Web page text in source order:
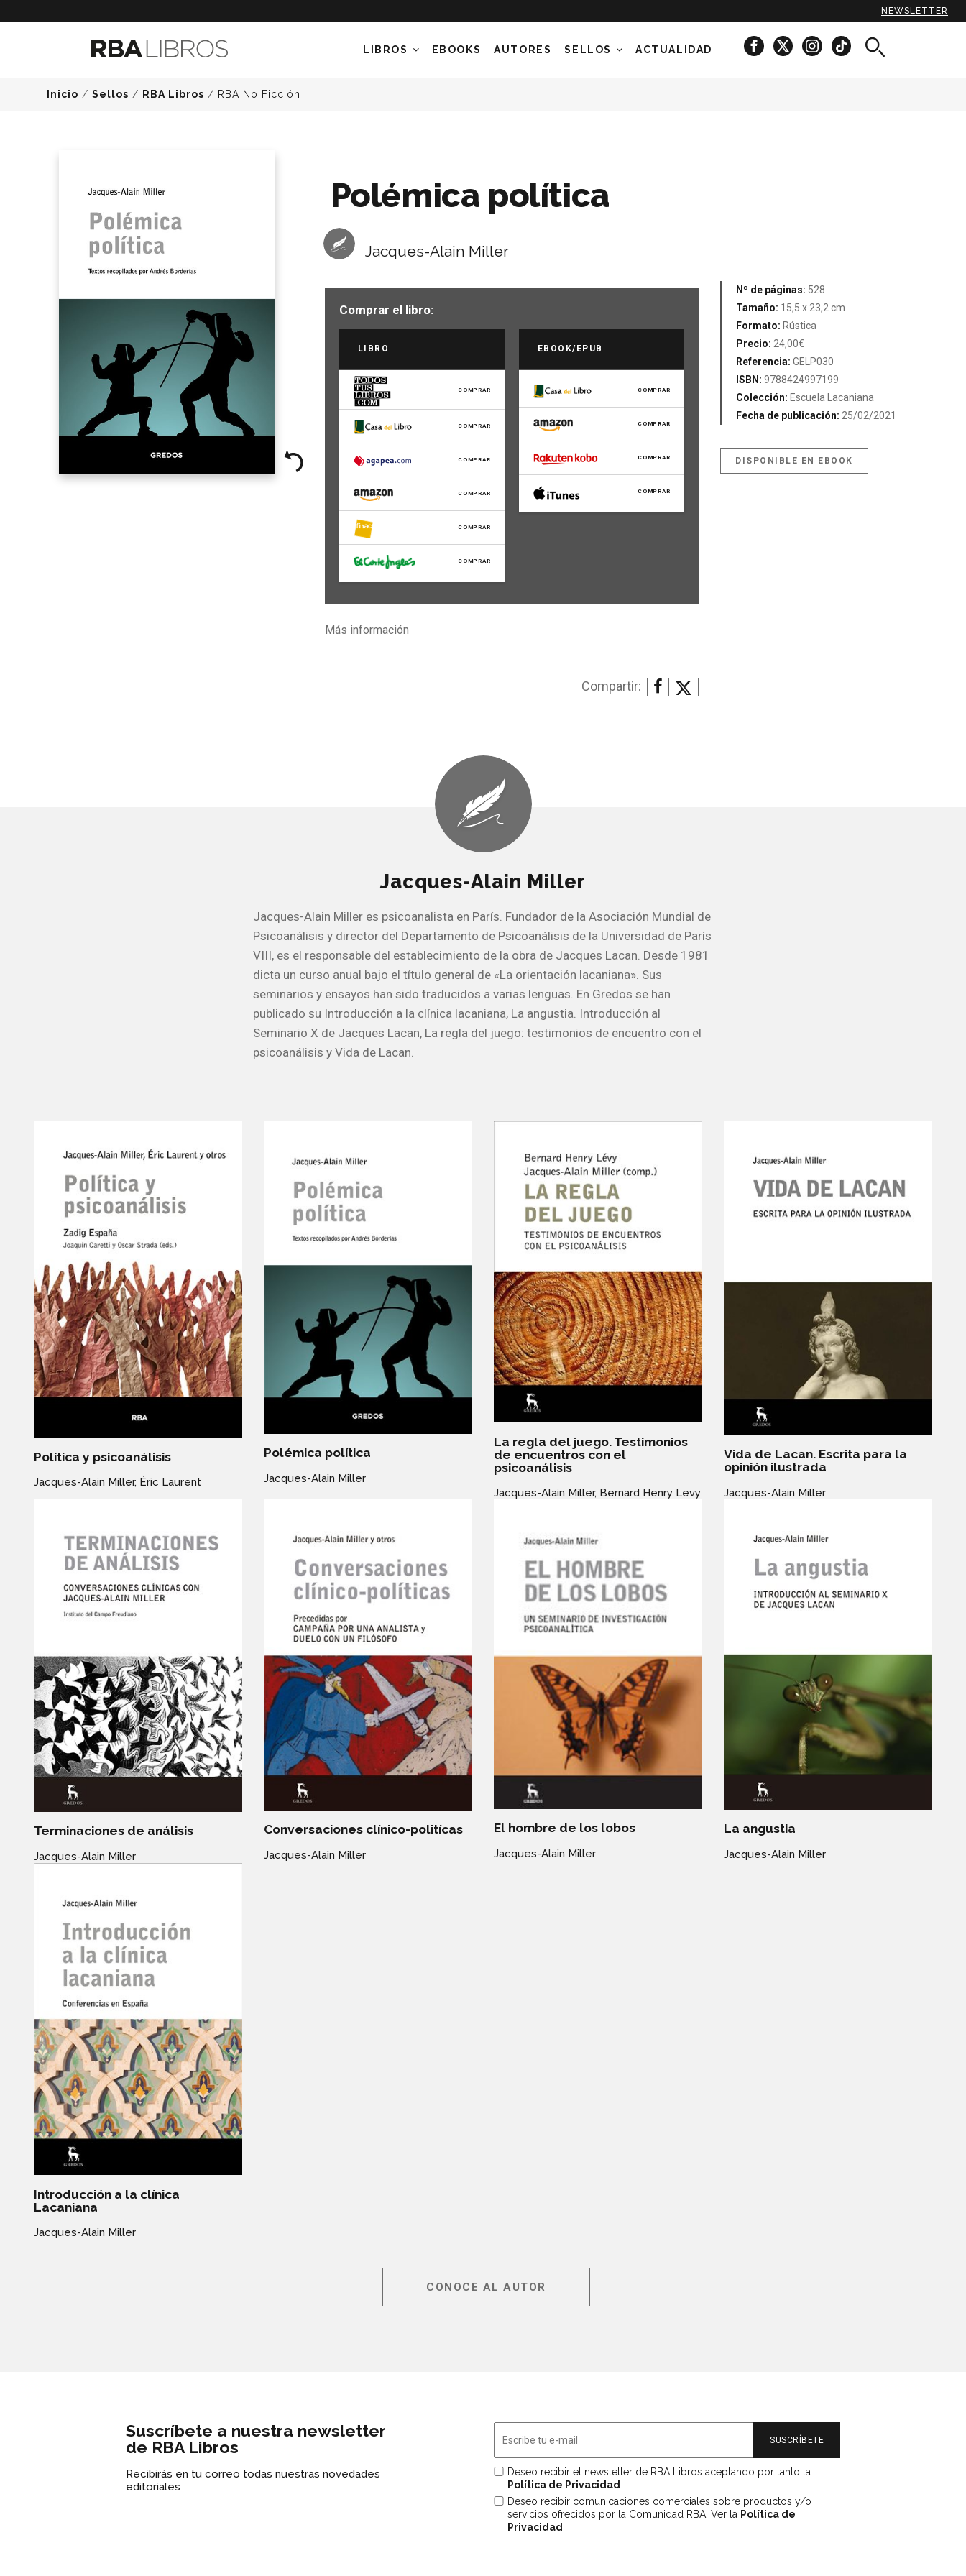
NEWSLETTER
LIBROS EBOOKS AUTORES SELLOS ACTUALIDAD
Inicio / Sellos / RBA Libros / RBA No Ficción
Polémica política
Jacques-Alain Miller
Comprar el libro:
LIBRO
COMPRAR
COMPRAR
COMPRAR
COMPRAR
COMPRAR
COMPRAR
EBOOK/EPUB
COMPRAR
COMPRAR
COMPRAR
COMPRAR
Nº de páginas: 528
Tamaño: 15,5 x 23,2 cm
Formato: Rústica
Precio: 24,00€
Referencia:GELP030
ISBN:9788424997199
Colección: Escuela Lacaniana
Fecha de publicación: 25/02/2021
DISPONIBLE EN EBOOK
Más información
Compartir:
Jacques-Alain Miller
Jacques-Alain Miller es psicoanalista en París. Fundador de la Asociación Mundial de
Psicoanálisis y director del Departamento de Psicoanálisis de la Universidad de París
VIII, es el responsable del establecimiento de la obra de Jacques Lacan. Desde 1981
dicta un curso anual bajo el título general de «La orientación lacaniana». Sus
seminarios y ensayos han sido traducidos a varias lenguas. En Gredos se han
publicado su Introducción a la clínica lacaniana, La angustia. Introducción al
Seminario X de Jacques Lacan, La regla del juego: testimonios de encuentro con el
psicoanálisis y Vida de Lacan.
Política y psicoanálisis
Jacques-Alain Miller, Éric Laurent
Polémica política
Jacques-Alain Miller
La regla del juego. Testimonios
de encuentros con el
psicoanálisis
Jacques-Alain Miller, Bernard Henry Levy
Vida de Lacan. Escrita para la
opinión ilustrada
Jacques-Alain Miller
Terminaciones de análisis
Jacques-Alain Miller
Conversaciones clínico-politícas
Jacques-Alain Miller
El hombre de los lobos
Jacques-Alain Miller
La angustia
Jacques-Alain Miller
Introducción a la clínica
Lacaniana
Jacques-Alain Miller
CONOCE AL AUTOR
Suscríbete a nuestra newsletter
de RBA Libros
Recibirás en tu correo todas nuestras novedades
editoriales
Deseo recibir el newsletter de RBA Libros aceptando por tanto la
Política de Privacidad
Deseo recibir comunicaciones comerciales sobre productos y/o
servicios ofrecidos por la Comunidad RBA. Ver la Política de
Privacidad.